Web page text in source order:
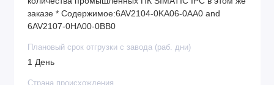
заказе * Содержимое:6AV2104-0KA06-0AA0 and
6AV2107-0HA00-0BB0
Плановый срок отгрузки с завода (раб. дни)
1 День
Страна происхождения